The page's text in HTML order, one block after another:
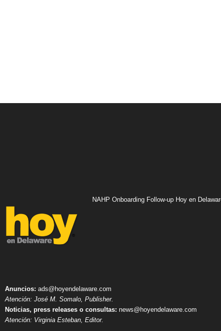
NAHP Onboarding Follow-up Hoy en
Anuncios: ads@hoyendelaware.com
Atención: José M. Somalo, Publisher.
Noticias, press releases o consultas: news@hoyendelaware.com
Atención: Virginia Esteban, Editor.